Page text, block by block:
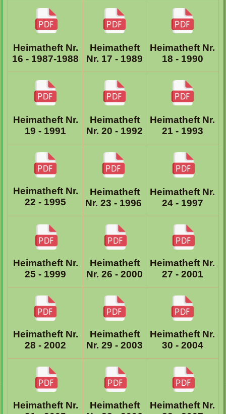
Heimatheft Nr.
16 - 1987-1988
Heimatheft
Nr. 17 - 1989
Heimatheft Nr.
18 - 1990
Heimatheft Nr.
19 - 1991
Heimatheft
Nr. 20 - 1992
Heimatheft Nr.
21 - 1993
Heimatheft Nr.
22 - 1995
Heimatheft
Nr. 23 - 1996
Heimatheft Nr.
24 - 1997
Heimatheft Nr.
25 - 1999
Heimatheft
Nr. 26 - 2000
Heimatheft Nr.
27 - 2001
Heimatheft Nr.
28 - 2002
Heimatheft
Nr. 29 - 2003
Heimatheft Nr.
30 - 2004
Heimatheft Nr.
Heimatheft
Heimatheft Nr.